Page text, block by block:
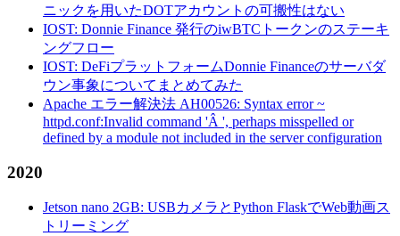
ニックを用いたDOTアカウントの可搬性はない
IOST: Donnie Finance 発行のiwBTCトークンのステーキ
ングフロー
IOST: DeFiプラットフォームDonnie Financeのサーバダ
ウン事象についてまとめてみた
Apache エラー解決法 AH00526: Syntax error ~
httpd.conf:Invalid command 'Â ', perhaps misspelled or
defined by a module not included in the server configuration
2020
Jetson nano 2GB: USBカメラとPython FlaskでWeb動画ス
トリーミング